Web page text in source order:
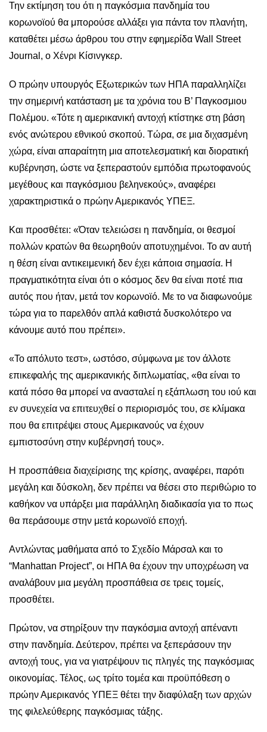
Την εκτίμηση του ότι η παγκόσμια πανδημία του
κορωνοϊού θα μπορούσε αλλάξει για πάντα τον πλανήτη,
καταθέτει μέσω άρθρου του στην εφημερίδα Wall Street
Journal, ο Χένρι Κίσινγκερ.
Ο πρώην υπουργός Εξωτερικών των ΗΠΑ παραλληλίζει
την σημερινή κατάσταση με τα χρόνια του Β’ Παγκοσμιου
Πολέμου. «Τότε η αμερικανική αντοχή κτίστηκε στη βάση
ενός ανώτερου εθνικού σκοπού. Τώρα, σε μια διχασμένη
χώρα, είναι απαραίτητη μια αποτελεσματική και διορατική
κυβέρνηση, ώστε να ξεπεραστούν εμπόδια πρωτοφανούς
μεγέθους και παγκόσμιου βεληνεκούς», αναφέρει
χαρακτηριστικά ο πρώην Αμερικανός ΥΠΕΞ.
Και προσθέτει: «Όταν τελειώσει η πανδημία, οι θεσμοί
πολλών κρατών θα θεωρηθούν αποτυχημένοι. Το αν αυτή
η θέση είναι αντικειμενική δεν έχει κάποια σημασία. Η
πραγματικότητα είναι ότι ο κόσμος δεν θα είναι ποτέ πια
αυτός που ήταν, μετά τον κορωνοϊό. Με το να διαφωνούμε
τώρα για το παρελθόν απλά καθιστά δυσκολότερο να
κάνουμε αυτό που πρέπει».
«Το απόλυτο τεστ», ωστόσο, σύμφωνα με τον άλλοτε
επικεφαλής της αμερικανικής διπλωματίας, «θα είναι το
κατά πόσο θα μπορεί να ανασταλεί η εξάπλωση του ιού και
εν συνεχεία να επιτευχθεί ο περιορισμός του, σε κλίμακα
που θα επιτρέψει στους Αμερικανούς να έχουν
εμπιστοσύνη στην κυβέρνησή τους».
Η προσπάθεια διαχείρισης της κρίσης, αναφέρει, παρότι
μεγάλη και δύσκολη, δεν πρέπει να θέσει στο περιθώριο το
καθήκον να υπάρξει μια παράλληλη διαδικασία για το πως
θα περάσουμε στην μετά κορωνοϊό εποχή.
Αντλώντας μαθήματα από το Σχεδίο Μάρσαλ και το
“Manhattan Project”, οι ΗΠΑ θα έχουν την υποχρέωση να
αναλάβουν μια μεγάλη προσπάθεια σε τρεις τομείς,
προσθέτει.
Πρώτον, να στηρίξουν την παγκόσμια αντοχή απέναντι
στην πανδημία. Δεύτερον, πρέπει να ξεπεράσουν την
αντοχή τους, για να γιατρέψουν τις πληγές της παγκόσμιας
οικονομίας. Τέλος, ως τρίτο τομέα και προϋπόθεση ο
πρώην Αμερικανός ΥΠΕΞ θέτει την διαφύλαξη των αρχών
της φιλελεύθερης παγκόσμιας τάξης.